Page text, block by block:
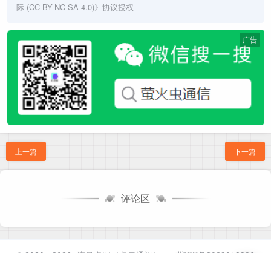
际 (CC BY-NC-SA 4.0)》协议授权
广告
上一篇 下一篇
评论区